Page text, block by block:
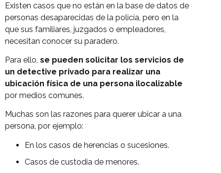
Existen casos que no están en la base de datos de
personas desaparecidas de la policía, pero en la
que sus familiares, juzgados o empleadores,
necesitan conocer su paradero.
Para ello, se pueden solicitar los servicios de
un detective privado para realizar una
ubicación física de una persona ilocalizable
por medios comunes.
Muchas son las razones para querer ubicar a una
persona, por ejemplo:
En los casos de herencias o sucesiones.
Casos de custodia de menores.